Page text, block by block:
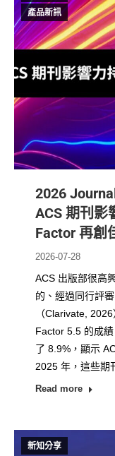
產品新訊
2026
ACS 期刊影
Factor 再創
2026-07-28
ACS 出版部很高
的、經過同行評
（Clarivate,
Factor 5.5 的成
了 8.9%，顯示
2025 年，這些期
Read more
新知分享